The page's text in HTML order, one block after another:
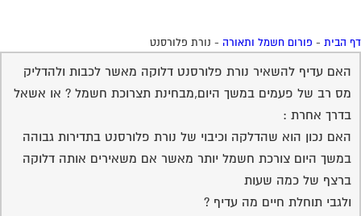
22:33:00
בנושא במדור
מאמרים של פורום
זה
ואם תהינה לך שאללות נוספות בנושא אני כאן
שירות אישי לוועדי בתים - איתור
בעלי מקצוע